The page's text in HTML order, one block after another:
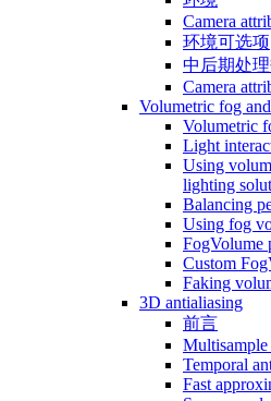
Camera
环境可选项
中后期处
Camera
Volumetric fog
Volumetric
Light
Using
lighting
Balancing
Using fog
FogVolume
Custom
Faking
3D antialiasing
前言
Temporal
Fast